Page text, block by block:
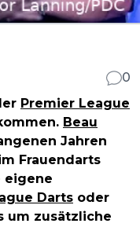
0
Premier League
Beau
Jahren
Frauendarts
eigene
Darts oder
um zusätzliche